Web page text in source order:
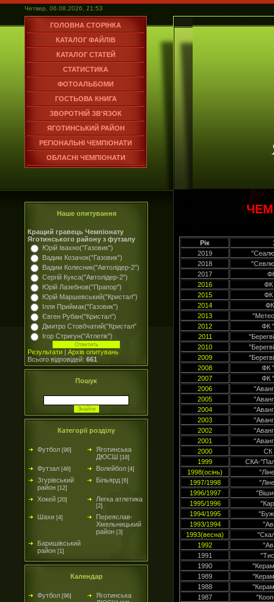
Четвер, 06.08.2026, 21:53
ГОЛОВНА СТОРІНКА
КАТАЛОГ ФАЙЛІВ
КАТАЛОГ СТАТЕЙ
СТАТИСТИКА
ФОТОАЛЬБОМИ
ГОСТЬОВА КНИГА
ЗВОРОТНІЙ ЗВ'ЯЗОК
ЯГОТИНСЬКИЙ РАЙОН
РЕГІОНАЛЬНІ ЧЕМПІОНАТИ
ОБЛАСНІ ЧЕМПІОНАТИ
Наше опитування
Кращий гравець Чемпіонату
Яготинського району з футзалу
Юрій Івахно("Газовик")
Вадим Козачок("Газовик")
Вадим Колесник("Автолідер-2")
Сергій Кукса("Автолідер-2")
Юрій Лазебнов("Прапор")
Юрій Маршевський("Кристал")
Ілля Приймак("Газовик")
Євген Рубан("Кристал")
Дмитро Стовбчатий("Кристал"
Ігор Стригун("Атлетік")
Результати | Архів опитувань
Всього відповідей: 661
Пошук
Категорії розділу
Футбол [96]
Яготинська
ДЮСШ [18]
Футзал [46] Волейбол [4]
Згурівський
район [12]
Більярд [6]
Хокей [20] Легка атлетика
[2]
Шахи [4]
Переяслав-
Хмельницький
район [3]
Баришівський
район [1]
Календар
Футбол [96]
Яготинська
Рік
2019
2018
2017
2016
ФК
2015
ФК
2014
2013
2012
ФК
2011
2010
2009
2008
ФК
2007
ФК
2006
2005
2004
2003
2002
2001
2000
СК
1999
СКА-
1998(осінь)
1997/1998
1996/1997
1995/1996
1994/1995
1993/1994
1993(весна)
1992
1991
1990
1989
1988
1987